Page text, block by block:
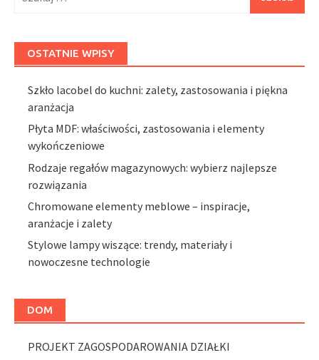
OSTATNIE WPISY
Szkło lacobel do kuchni: zalety, zastosowania i piękna
aranżacja
Płyta MDF: właściwości, zastosowania i elementy
wykończeniowe
Rodzaje regałów magazynowych: wybierz najlepsze
rozwiązania
Chromowane elementy meblowe – inspiracje,
aranżacje i zalety
Stylowe lampy wiszące: trendy, materiały i
nowoczesne technologie
DOM
PROJEKT ZAGOSPODAROWANIA DZIAŁKI